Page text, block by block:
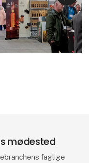
mødested
faglige